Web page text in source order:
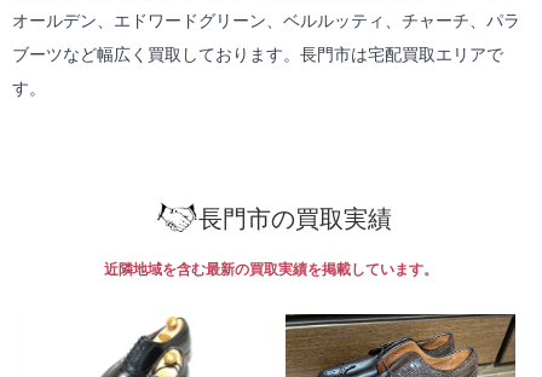
オールデン、エドワードグリーン、ベルルッティ、チャーチ、パラ
ブーツなど幅広く買取しております。長門市は宅配買取エリアで
す。
長門市の買取実績
近隣地域を含む最新の買取実績を掲載しています。